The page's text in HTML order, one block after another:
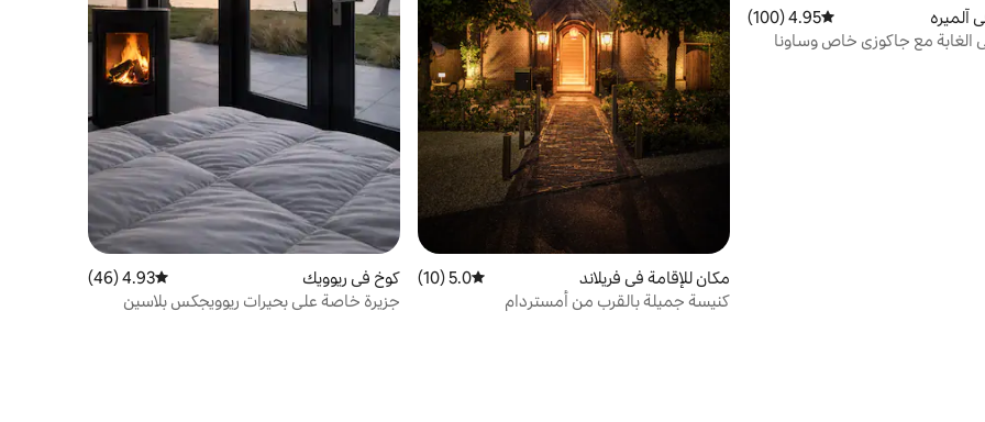
آلميره متوسط التقييم 4.95 من 5، 100 مراجعات
4.95 (100)
الغابة مع جاكوزي خاص وساونا
مكان للإقامة في فريلاند متوسط التقييم 5.0 من 5، 10 مراجعات
5.0 (10)
كنيسة جميلة بالقرب من أمستردام
كوخ في ريوويك متوسط التقييم 4.93 من 5، 46 مراجعات
4.93 (46)
جزيرة خاصة على بحيرات ريوويجكس بلاسين